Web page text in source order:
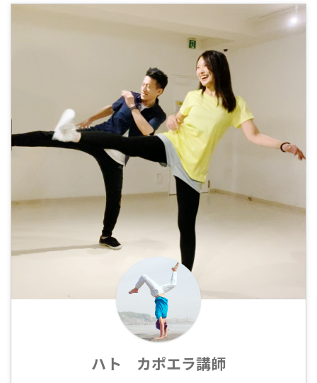
ハト カポエラ講師